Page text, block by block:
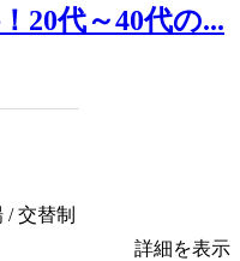
20代～40代の...
交替制
詳細を表示